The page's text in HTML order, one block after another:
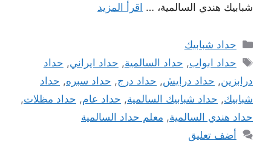
شبابيك هندي السالمية، … اقرأ المزيد
التصنيفات
حداد شبابيك
الوسوم
حداد ابواب, حداد السالمية, حداد ايراني, حداد
درابزين, حداد درايش, حداد درج, حداد سبره, حداد
شبابيك, حداد شبابيك السالمية, حداد عام, حداد مظلات,
حداد هندي السالمية, معلم حداد السالمية
أضف تعليق